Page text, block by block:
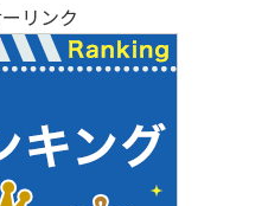
リンク